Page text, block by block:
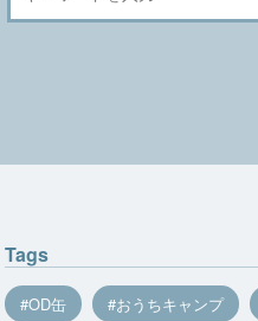
Tags
OD缶 おうちキャンプ